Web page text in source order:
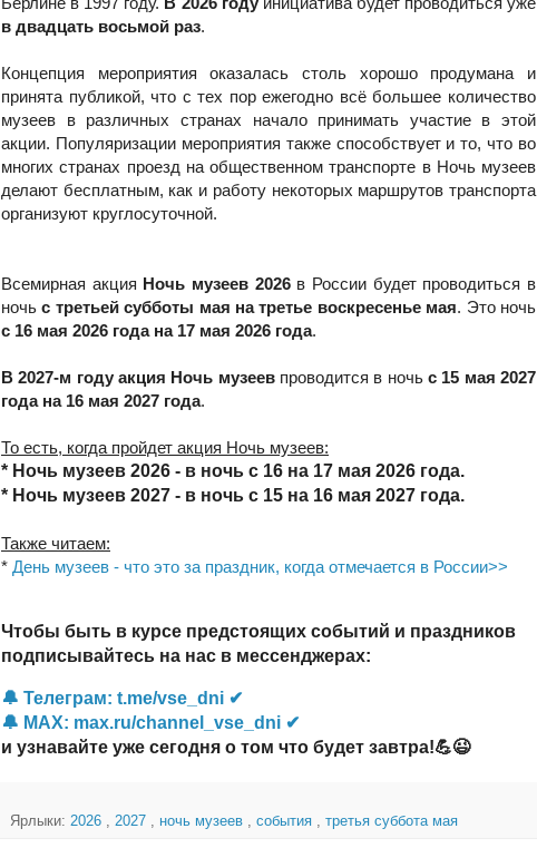
в двадцать восьмой раз.
Концепция мероприятия оказалась столь хорошо продумана и
принята публикой, что с тех пор ежегодно всё большее количество
музеев в различных странах начало принимать участие в этой
акции. Популяризации мероприятия также способствует и то, что во
многих странах проезд на общественном транспорте в Ночь музеев
делают бесплатным, как и работу некоторых маршрутов транспорта
организуют круглосуточной.
Всемирная акция Ночь музеев 2026в России будет проводиться в
ночьс третьей субботы мая на третье воскресенье мая. Это ночь
с 16 мая 2026 года на 17 мая 2026 года.
В 2027-м году акция Ночь музеевпроводится в ночьс 15 мая 2027
года на 16 мая 2027 года.
То есть, когда пройдет акция Ночь музеев:
* Ночь музеев 2026 - в ночь с 16 на 17 мая 2026 года.
* Ночь музеев 2027 - в ночь с 15 на 16 мая 2027 года.
Также читаем:
* День музеев - что это за праздник, когда отмечается в России>>
Чтобы быть в курсе предстоящих событий и праздников
подписывайтесь на нас в мессенджерах:
🔔 Телеграм: t.me/vse_dni ✔
🔔 MAX: max.ru/channel_vse_dni ✔
и узнавайте уже сегодня о том что будет завтра!💪😉
Ярлыки: 2026 2027 ночь музеев события третья суббота мая